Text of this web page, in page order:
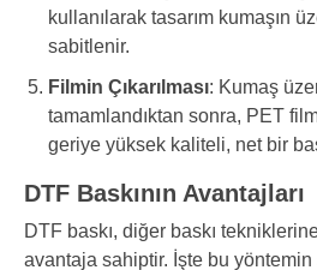
kullanılarak tasarım kumaşın
sabitlenir.
Filmin Çıkarılması: Kumaş
tamamlandıktan sonra, PET
geriye yüksek kaliteli, net bir
DTF Baskının Avantajları
DTF baskı, diğer baskı
avantaja sahiptir. İşte bu yöntemin